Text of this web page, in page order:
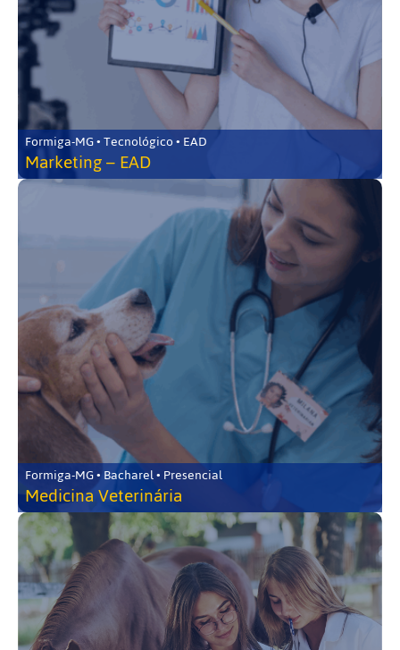
Formiga-MG • Tecnológico • EAD
Marketing – EAD
Formiga-MG • Bacharel • Presencial
Medicina Veterinária